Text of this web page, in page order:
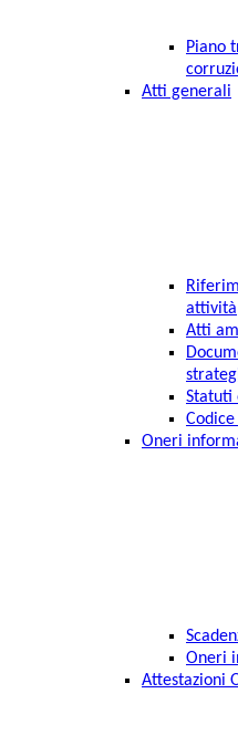
Piano
Atti generali
attività
Atti
Statuti
Oneri
Oneri
Attestazioni